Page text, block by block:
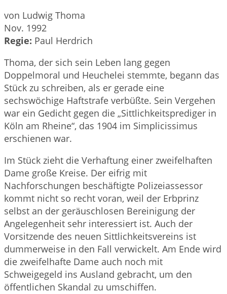
von Ludwig Thoma
Nov. 1992
Regie: Paul Herdrich
Thoma, der sich sein Leben lang gegen
Doppelmoral und Heuchelei stemmte, begann das
Stück zu schreiben, als er gerade eine
sechswöchige Haftstrafe verbüßte. Sein Vergehen
war ein Gedicht gegen die „Sittlichkeitsprediger in
Köln am Rheine“, das 1904 im Simplicissimus
erschienen war.
Im Stück zieht die Verhaftung einer zweifelhaften
Dame große Kreise. Der eifrig mit
Nachforschungen beschäftigte Polizeiassessor
kommt nicht so recht voran, weil der Erbprinz
selbst an der geräuschlosen Bereinigung der
Angelegenheit sehr interessiert ist. Auch der
Vorsitzende des neuen Sittlichkeitsvereins ist
dummerweise in den Fall verwickelt. Am Ende wird
die zweifelhafte Dame auch noch mit
Schweigegeld ins Ausland gebracht, um den
öffentlichen Skandal zu umschiffen.